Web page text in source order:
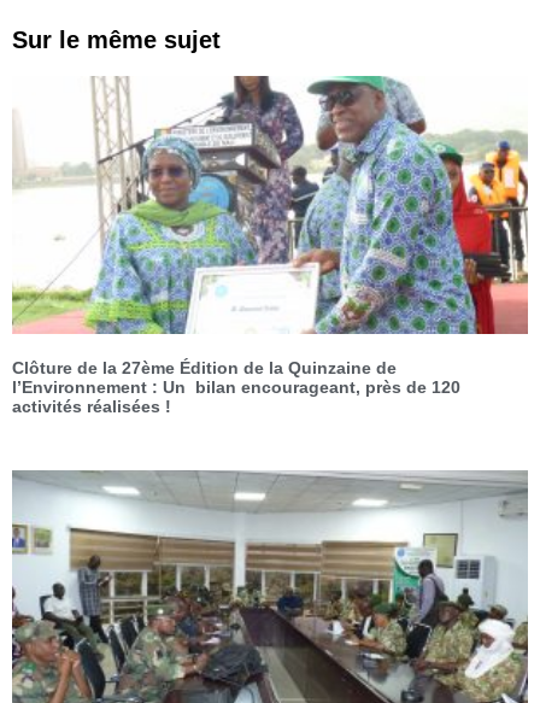
Sur le même sujet
Clôture de la 27ème Édition de la Quinzaine de
l’Environnement : Un bilan encourageant, près de 120
activités réalisées !